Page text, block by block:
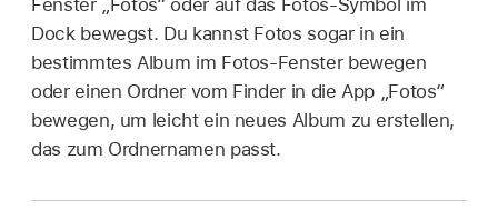
Fenster „Fotos“ oder auf das Fotos-Symbol im
Dock bewegst. Du kannst Fotos sogar in ein
bestimmtes Album im Fotos-Fenster bewegen
oder einen Ordner vom Finder in die App „Fotos“
bewegen, um leicht ein neues Album zu erstellen,
das zum Ordnernamen passt.